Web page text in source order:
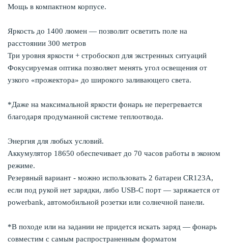
Мощь в компактном корпусе.
Яркость до 1400 люмен — позволит осветить поле на
расстоянии 300 метров
Три уровня яркости + стробоскоп для экстренных ситуаций
Фокусируемая оптика позволяет менять угол освещения от
узкого «прожектора» до широкого заливающего света.
*Даже на максимальной яркости фонарь не перегревается
благодаря продуманной системе теплоотвода.
Энергия для любых условий.
Аккумулятор 18650 обеспечивает до 70 часов работы в эконом
режиме.
Резервный вариант - можно использовать 2 батареи CR123A,
если под рукой нет зарядки, либо USB-C порт — заряжается от
powerbank, автомобильной розетки или солнечной панели.
*В походе или на задании не придется искать заряд — фонарь
совместим с самым распространенным форматом